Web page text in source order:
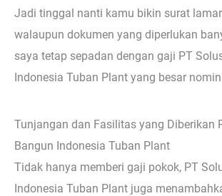
Jadi tinggal nanti kamu bikin surat
walaupun dokumen yang diperlukan
saya tetap sepadan dengan gaji PT
Indonesia Tuban Plant yang besar
Tunjangan dan Fasilitas yang Diberikan
Bangun Indonesia Tuban Plant
Tidak hanya memberi gaji pokok, PT
Indonesia Tuban Plant juga